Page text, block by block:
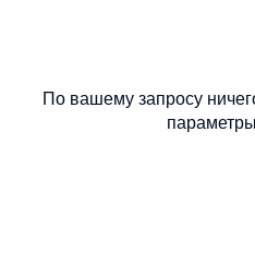
По вашему запросу